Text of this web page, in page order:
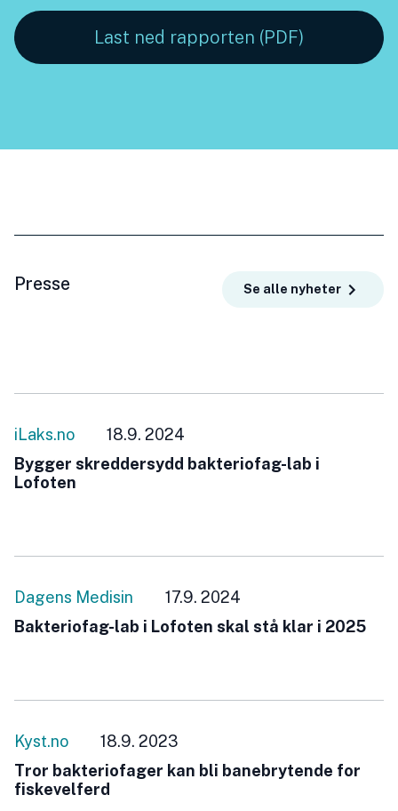
Last ned rapporten (PDF)
Presse Se alle nyheter
iLaks.no
18.9. 2024
Bygger skreddersydd bakteriofag-lab i
Lofoten
Dagens Medisin
17.9. 2024
Bakteriofag-lab i Lofoten skal stå klar i 2025
Kyst.no
18.9. 2023
Tror bakteriofager kan bli banebrytende for
fiskevelferd